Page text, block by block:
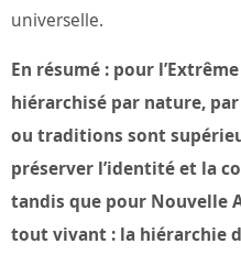
universelle.
En résumé : pour
hiérarchisé par nature,
ou traditions sont
préserver l’identité et la
tandis que pour Nouvelle
tout vivant : la hiérarchie